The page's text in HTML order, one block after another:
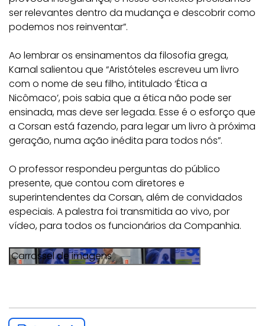
ser relevantes dentro da mudança e descobrir como
podemos nos reinventar”.
Ao lembrar os ensinamentos da filosofia grega,
Karnal salientou que “Aristóteles escreveu um livro
com o nome de seu filho, intitulado ‘Ética a
Nicômaco’, pois sabia que a ética não pode ser
ensinada, mas deve ser legada. Esse é o esforço que
a Corsan está fazendo, para legar um livro à próxima
geração, numa ação inédita para todos nós”.
O professor respondeu perguntas do público
presente, que contou com diretores e
superintendentes da Corsan, além de convidados
especiais. A palestra foi transmitida ao vivo, por
vídeo, para todos os funcionários da Companhia.